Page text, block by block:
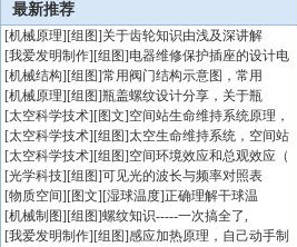
最新推荐
[机械原理][组图]关于齿轮知识由浅及深讲解
[我爱发明制作][组图]电器维修保护插座的设计电
[机械结构][组图]常用阀门结构示意图，常用
[机械原理][组图]瓶盖螺纹设计分享，关于瓶
[太空科学技术][图文]空间站生命维持系统原理，
[太空科学技术][组图]太空生命维持系统，空间站
[太空科学技术][组图]空间环境效应和总观效应（
[光学科技][组图]可见光的波长与频率对照表
[物质空间][图文][湿球温度]正确理解干球温
[机械制图][组图]螺纹知识-----一次搞全了,
[我爱发明制作][组图]感应加热原理，自己动手制